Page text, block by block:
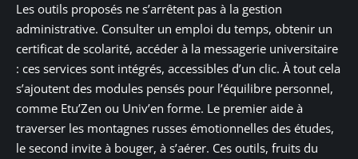
Les outils proposés ne s’arrêtent pas à la gestion
administrative. Consulter un emploi du temps, obtenir un
certificat de scolarité, accéder à la messagerie universitaire
: ces services sont intégrés, accessibles d’un clic. À tout cela
s’ajoutent des modules pensés pour l’équilibre personnel,
comme Etu’Zen ou Univ’en forme. Le premier aide à
traverser les montagnes russes émotionnelles des études,
le second invite à bouger, à s’aérer. Ces outils, fruits du